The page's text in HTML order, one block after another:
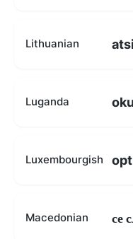
Lithuanian
Luganda
Luxembourgish
Macedonian се